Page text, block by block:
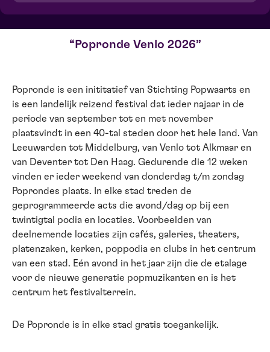
Popronde Venlo 2026
Popronde is een inititatief van Stichting Popwaarts en
is een landelijk reizend festival dat ieder najaar in de
periode van september tot en met november
plaatsvindt in een 40-tal steden door het hele land. Van
Leeuwarden tot Middelburg, van Venlo tot Alkmaar en
van Deventer tot Den Haag. Gedurende die 12 weken
vinden er ieder weekend van donderdag t/m zondag
Poprondes plaats. In elke stad treden de
geprogrammeerde acts die avond/dag op bij een
twintigtal podia en locaties. Voorbeelden van
deelnemende locaties zijn cafés, galeries, theaters,
platenzaken, kerken, poppodia en clubs in het centrum
van een stad. Eén avond in het jaar zijn die de etalage
voor de nieuwe generatie popmuzikanten en is het
centrum het festivalterrein.
De Popronde is in elke stad gratis toegankelijk.